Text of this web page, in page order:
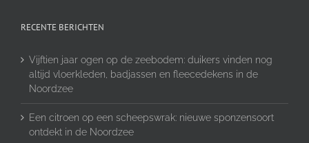
RECENTE BERICHTEN
Vijftien jaar ogen op de zeebodem: duikers vinden nog
altijd vloerkleden, badjassen en fleecedekens in de
Noordzee
Een citroen op een scheepswrak: nieuwe sponzensoort
ontdekt in de Noordzee